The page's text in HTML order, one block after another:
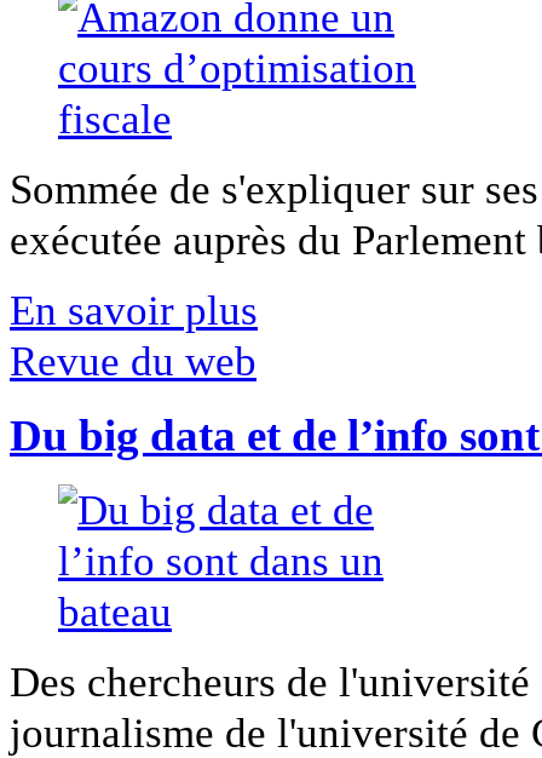
Sommée de s'expliquer sur
exécutée auprès du
En savoir plus
Revue du web
Du big data et de l’info
Des chercheurs de
journalisme de l'université